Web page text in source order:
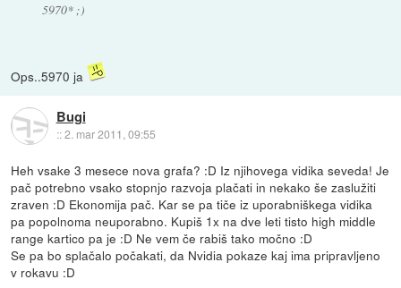
5970* ;)
Ops..5970 ja
Bugi
::2. mar 2011, 09:55
Heh vsake 3 mesece nova grafa? :D Iz njihovega vidika seveda! Je
pač potrebno vsako stopnjo razvoja plačati in nekako še zaslužiti
zraven :D Ekonomija pač. Kar se pa tiče iz uporabniškega vidika
pa popolnoma neuporabno. Kupiš 1x na dve leti tisto high middle
range kartico pa je :D Ne vem če rabiš tako močno :D
Se pa bo splačalo počakati, da Nvidia pokaze kaj ima pripravljeno
v rokavu :D